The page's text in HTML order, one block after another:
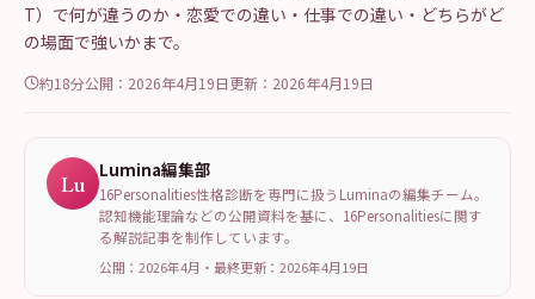
T）で何が違うのか・恋愛での違い・仕事での違い・どちらがど
の場面で強いかまで。
約18分公開： 2026年4月19日更新： 2026年4月19日
Lu Lumina編集部
16Personalities性格診断を専門に扱うLuminaの編集チーム。
認知機能理論などの公開資料を基に、16Personalitiesに関す
る解説記事を制作しています。
公開：2026年4月 ・ 最終更新： 2026年4月19日